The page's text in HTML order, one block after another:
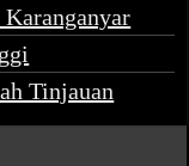
Tinjauan